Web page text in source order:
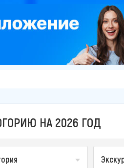
НА 2026 ГОД